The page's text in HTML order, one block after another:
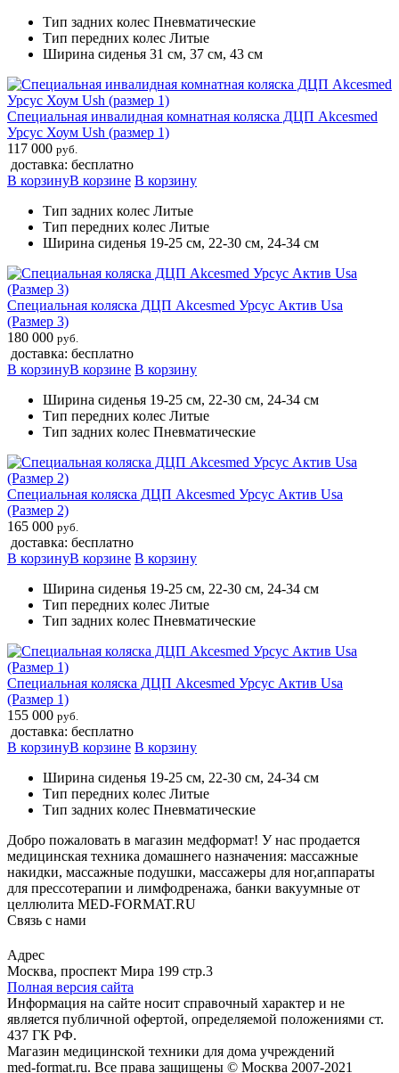
Тип задних колес Пневматические
Тип передних колес Литые
Ширина сиденья 31 см, 37 см, 43 см
Специальная инвалидная комнатная коляска ДЦП Akcesmed
Урсус Хоум Ush (размер 1)
117 000 руб.
доставка: бесплатно
В корзинуВ корзине В корзину
Тип задних колес Литые
Тип передних колес Литые
Ширина сиденья 19-25 см, 22-30 см, 24-34 см
Специальная коляска ДЦП Akcesmed Урсус Актив Usa
(Размер 3)
180 000 руб.
доставка: бесплатно
В корзинуВ корзине В корзину
Ширина сиденья 19-25 см, 22-30 см, 24-34 см
Тип передних колес Литые
Тип задних колес Пневматические
Специальная коляска ДЦП Akcesmed Урсус Актив Usa
(Размер 2)
165 000 руб.
доставка: бесплатно
В корзинуВ корзине В корзину
Ширина сиденья 19-25 см, 22-30 см, 24-34 см
Тип передних колес Литые
Тип задних колес Пневматические
Специальная коляска ДЦП Akcesmed Урсус Актив Usa
(Размер 1)
155 000 руб.
доставка: бесплатно
В корзинуВ корзине В корзину
Ширина сиденья 19-25 см, 22-30 см, 24-34 см
Тип передних колес Литые
Тип задних колес Пневматические
Добро пожаловать в магазин медформат! У нас продается
медицинская техника домашнего назначения: массажные
накидки, массажные подушки, массажеры для ног,аппараты
для прессотерапии и лимфодренажа, банки вакуумные от
целлюлита MED-FORMAT.RU
Связь с нами
Адрес
Москва, проспект Мира 199 стр.3
Полная версия сайта
Информация на сайте носит справочный характер и не
является публичной офертой, определяемой положениями ст.
437 ГК РФ.
Магазин медицинской техники для дома учреждений
med-format.ru. Все права защищены © Москва 2007-2021